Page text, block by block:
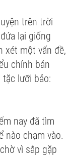
trên trời
lại giống
xét một vấn đề,
chính bản
lưỡi bảo:
nay đã tìm
nào chạm vào.
vì sắp gặp